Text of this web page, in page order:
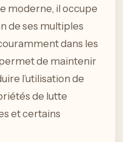
moderne, il occupe
de ses multiples
dans les
de maintenir
l’utilisation de
de lutte
et certains